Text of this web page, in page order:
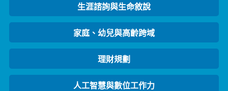
生涯諮詢與生命敘說
家庭、幼兒與高齡跨域
理財規劃
人工智慧與數位工作力